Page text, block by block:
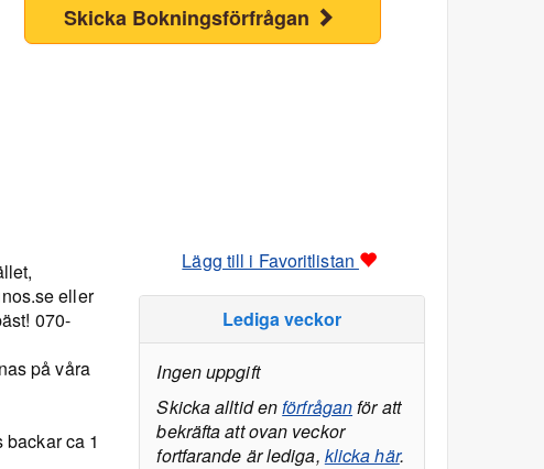
Skicka Bokningsförfrågan
eller
070-
på våra
ca 1
Lägg till i Favoritlistan
Lediga veckor
Ingen uppgift
Skicka alltid enförfråganför att
bekräfta att ovan veckor
fortfarande är lediga, klicka här.